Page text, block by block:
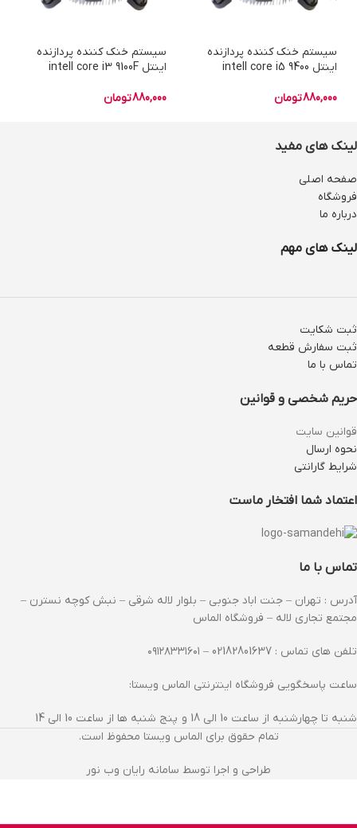
سیستم خنک کننده پردازنده
اینتل intell core i5 9400
880,000تومان
سیستم خنک کننده پردازنده
اینتل intell core i3 9100F
880,000تومان
لینک های مفید
صفحه اصلی
فروشگاه
درباره ما
لینک های مهم
ثبت شکایت
ثبت سفارش قطعه
تماس با ما
حریم شخصی و قوانین
قوانین سایت
نحوه ارسال
شرایط گارانتی
اعتماد شما افتخار ماست
تماس با ما
آدرس : تهران – جنت اباد جنوبی – بلوار لاله شرقی – نبش کوچه نسترن –
مجتمع تجاری لاله – فروشگاه الماس
تلفن های تماس : 02182801637 – ۰۹۱۲۸۳۳۱۶۰۱
ساعت پاسخگویی فروشگاه اینترنتی الماس ویستا:
شنبه تا چهارشنبه از ساعت 10 الی 18 و پنج شنبه ها از ساعت 10 الی 14
تمام حقوق برای الماس ویستا محفوظ است.
طراحی و اجرا توسط سامانه رایان وب نور